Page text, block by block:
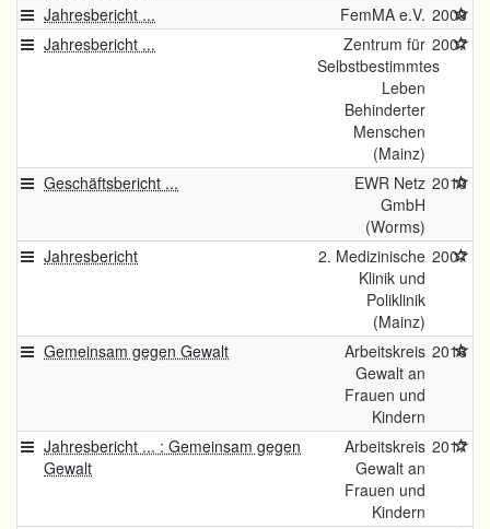
Jahresbericht ... FemMA e.V. 2009
Jahresbericht ...
Zentrum für
Selbstbestimmtes
Leben
Behinderter
Menschen
(Mainz)
2007
Geschäftsbericht ...
EWR Netz
GmbH
(Worms)
2010
Jahresbericht
2. Medizinische
Klinik und
Poliklinik
(Mainz)
2007
Gemeinsam gegen Gewalt
Arbeitskreis
Gewalt an
Frauen und
Kindern
2016
Jahresbericht ... : Gemeinsam gegen
Gewalt
Arbeitskreis
Gewalt an
Frauen und
Kindern
2017